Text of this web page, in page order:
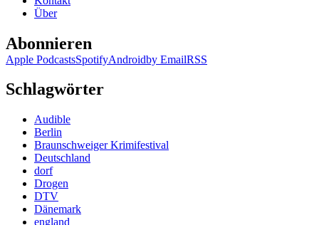
Über
Abonnieren
Apple PodcastsSpotifyAndroidby EmailRSS
Schlagwörter
Audible
Berlin
Braunschweiger Krimifestival
Deutschland
dorf
Drogen
DTV
Dänemark
england